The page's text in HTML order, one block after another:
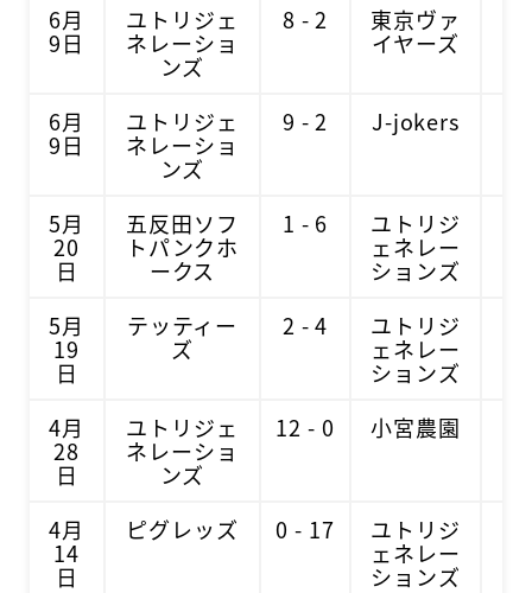
6月
9日
ユトリジェ
ネレーショ
ンズ
8 - 2 東京ヴァ
イヤーズ
6月
9日
ユトリジェ
ネレーショ
ンズ
9 - 2 J-jokers
5月
20
日
五反田ソフ
トパンクホ
ークス
1 - 6 ユトリジ
ェネレー
ションズ
5月
19
日
テッティー
ズ
2 - 4 ユトリジ
ェネレー
ションズ
4月
28
日
ユトリジェ
ネレーショ
ンズ
12 - 0 小宮農園
4月
14
日
ピグレッズ 0 - 17 ユトリジ
ェネレー
ションズ